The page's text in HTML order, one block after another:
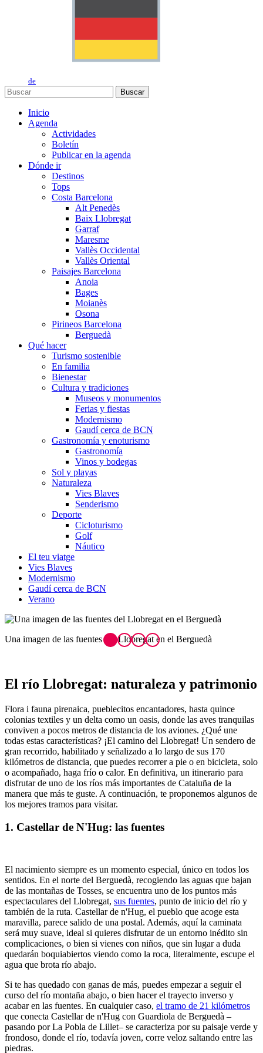
de
Buscar
Inicio
Agenda
Actividades
Boletín
Publicar en la agenda
Dónde ir
Destinos
Tops
Costa Barcelona
Alt Penedès
Baix Llobregat
Garraf
Maresme
Vallès Occidental
Vallès Oriental
Paisajes Barcelona
Anoia
Bages
Moianès
Osona
Pirineos Barcelona
Berguedà
Qué hacer
Turismo sostenible
En familia
Bienestar
Cultura y tradiciones
Museos y monumentos
Ferias y fiestas
Modernismo
Gaudí cerca de BCN
Gastronomía y enoturismo
Gastronomía
Vinos y bodegas
Sol y playas
Naturaleza
Vies Blaves
Senderismo
Deporte
Cicloturismo
Golf
Náutico
El teu viatge
Vies Blaves
Modernismo
Gaudí cerca de BCN
Verano
Puente del Pedret en un tramo de la via verde
El río Llobregat: naturaleza y patrimonio
Flora i fauna pirenaica, pueblecitos encantadores, hasta quince
colonias textiles y un delta como un oasis, donde las aves tranquilas
conviven a pocos metros de distancia de los aviones. ¿Qué une
todas estas características? ¡El camino del Llobregat! Un sendero de
gran recorrido, habilitado y señalizado a lo largo de sus 170
kilómetros de distancia, que puedes recorrer a pie o en bicicleta, solo
o acompañado, haga frío o calor. En definitiva, un itinerario para
disfrutar de uno de los ríos más importantes de Cataluña de la
manera que más te guste. A continuación, te proponemos algunos de
los mejores tramos para visitar.
1. Castellar de N'Hug: las fuentes
El nacimiento siempre es un momento especial, único en todos los
sentidos. En el norte del Berguedà, recogiendo las aguas que bajan
de las montañas de Tosses, se encuentra uno de los puntos más
espectaculares del Llobregat, sus fuentes, punto de inicio del río y
también de la ruta. Castellar de n'Hug, el pueblo que acoge esta
maravilla, parece salido de una postal. Además, aquí la caminata
será muy suave, ideal si quieres disfrutar de un entorno inédito sin
complicaciones, o bien si vienes con niños, que sin lugar a duda
quedarán boquiabiertos viendo como la roca, literalmente, escupe el
agua que brota río abajo.
Si te has quedado con ganas de más, puedes empezar a seguir el
curso del río montaña abajo, o bien hacer el trayecto inverso y
acabar en las fuentes. En cualquier caso, el tramo de 21 kilómetros
que conecta Castellar de n'Hug con Guardiola de Berguedà –
pasando por La Pobla de Lillet– se caracteriza por su paisaje verde y
frondoso, donde el río, todavía joven, corre veloz saltando entre las
piedras.